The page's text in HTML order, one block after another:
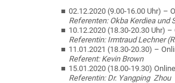
02.12.2020 (9.00-16.00 Uhr) –
Referenten: Okba Kerdiea
10.12.2020 (18.30-20.30 Uhr)
Referentin: Irmtraud Lechner
11.01.2021 (18.30-20.30) –
Referent: Kevin Brown
15.01.2020 (18.00-19.30)
Referentin: Dr. Yangping Zhou